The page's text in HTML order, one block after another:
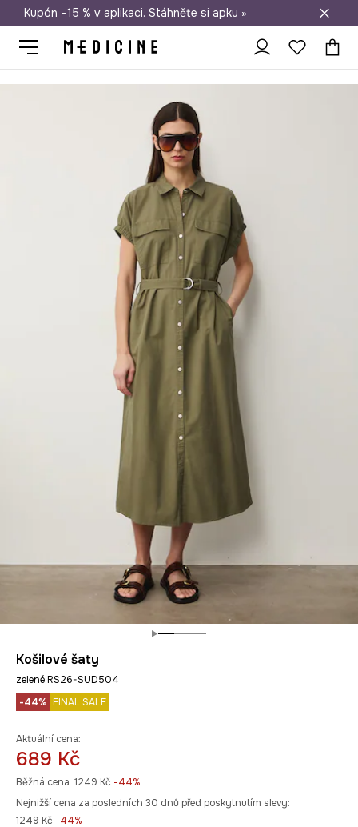
Doprava zdarma při nákupu nad 1 200 Kč
Kupón –15 % v aplikaci. Stáhněte si apku »
Košilové šaty
zelené RS26-SUD504
-44% FINAL SALE
Aktuální cena:
689 Kč
Běžná cena: 1249 Kč -44%
Nejnižší cena za posledních 30 dnů před poskytnutím slevy:
1249 Kč -44%